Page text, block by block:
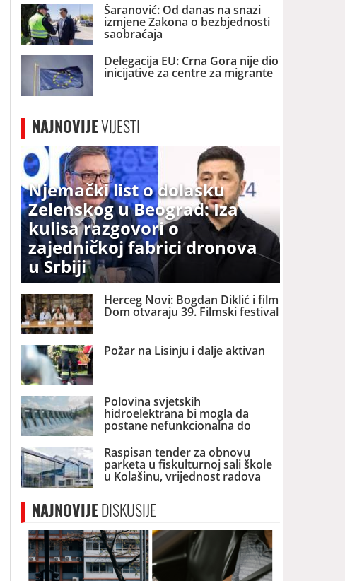
Šaranović: Od danas na snazi
izmjene Zakona o bezbjednosti
saobraćaja
Delegacija EU: Crna Gora nije dio
inicijative za centre za migrante
NAJNOVIJEVIJESTI
Njemački list o dolasku
Zelenskog u Beograd: Iza
kulisa razgovori o
zajedničkoj fabrici dronova
u Srbiji
Herceg Novi: Bogdan Diklić i film
Dom otvaraju 39. Filmski festival
Požar na Lisinju i dalje aktivan
Polovina svjetskih
hidroelektrana bi mogla da
postane nefunkcionalna do
2060. godine
Raspisan tender za obnovu
parketa u fiskulturnoj sali škole
u Kolašinu, vrijednost radova
skoro 40.000 eura
NAJNOVIJEDISKUSIJE